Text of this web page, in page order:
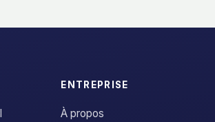
ENTREPRISE
À propos